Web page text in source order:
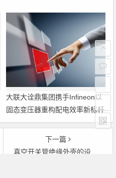
大联大诠鼎集团携手Infineon以
固态变压器重构配电效率新标杆
下一篇
真空开关管绝缘外壳的设计要求分析